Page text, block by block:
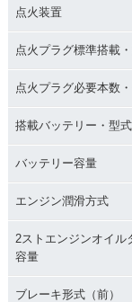
点火装置
点火プラグ標準搭載
点火プラグ必要本数
搭載バッテリー・型式
バッテリー容量
エンジン潤滑方式
2ストエンジンオイル
容量
ブレーキ形式（前）